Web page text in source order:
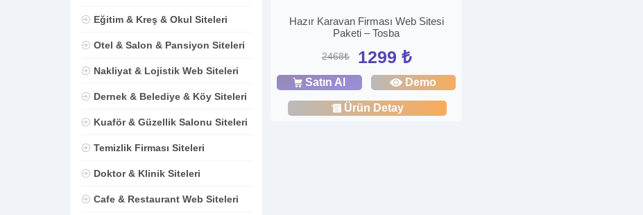
Eğitim & Kreş & Okul Siteleri
Otel & Salon & Pansiyon Siteleri
Nakliyat & Lojistik Web Siteleri
Dernek & Belediye & Köy Siteleri
Kuaför & Güzellik Salonu Siteleri
Temizlik Firması Siteleri
Doktor & Klinik Siteleri
Cafe & Restaurant Web Siteleri
Hazır Karavan Firması Web Sitesi
Paketi – Tosba
2468₺ 1299 ₺
Satın Al Demo
Ürün Detay